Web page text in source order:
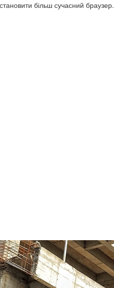
більш сучасний браузер.